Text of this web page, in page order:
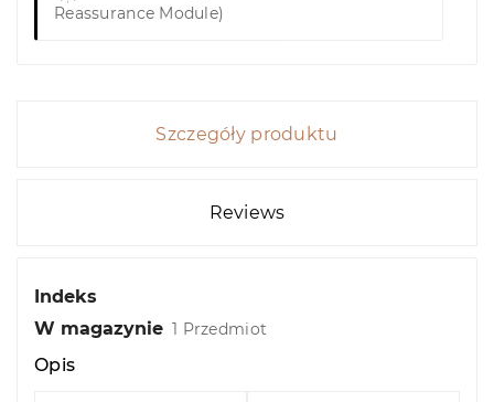
Reassurance Module)
Szczegóły produktu
Reviews
Indeks
W magazynie 1 Przedmiot
Opis